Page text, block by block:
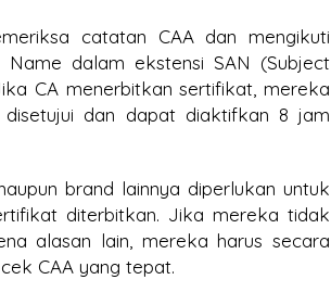
catatan CAA dan mengikuti
dalam ekstensi SAN (Subject
CA menerbitkan sertifikat, mereka
dan dapat diaktifkan 8 jam
brand lainnya diperlukan untuk
diterbitkan. Jika mereka tidak
alasan lain, mereka harus secara
CAA yang tepat.